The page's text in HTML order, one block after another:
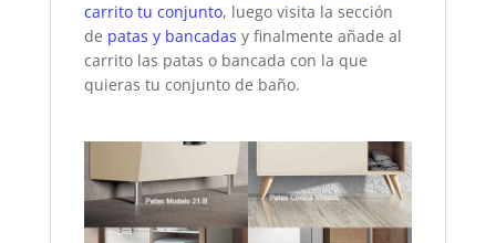
carrito tu conjunto, luego visita la sección
de patas y bancadas y finalmente añade al
carrito las patas o bancada con la que
quieras tu conjunto de baño.